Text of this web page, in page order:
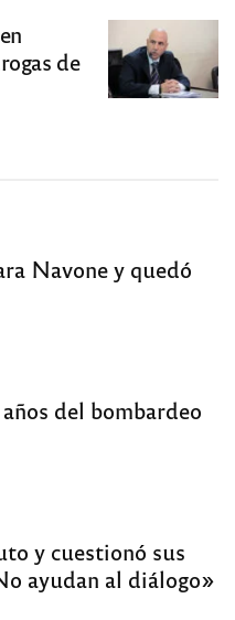
de
Navone y quedó
del bombardeo
y cuestionó sus
ayudan al diálogo»